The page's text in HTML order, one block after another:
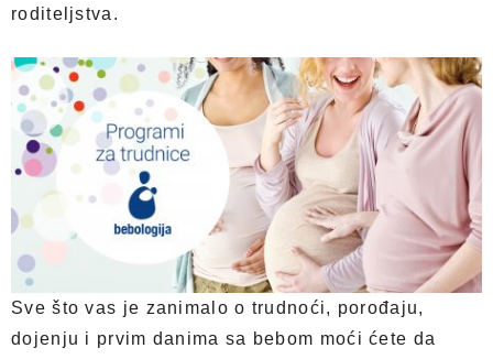
roditeljstva.
Sve što vas je zanimalo o trudnoći, porođaju,
dojenju i prvim danima sa bebom moći ćete da